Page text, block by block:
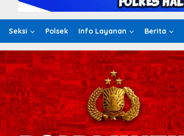
Seksi Polsek Info Layanan Berita